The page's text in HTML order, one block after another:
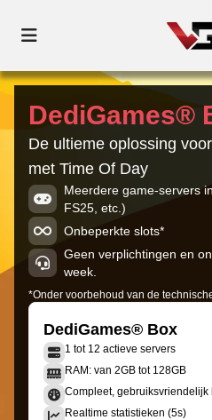
DediGames®
De ultieme oplossing
met Time Of Day
Meerdere game-servers
FS25, etc.)
Onbeperkte slots*
Geen verplichtingen en
week.
*Onder voorbehoud van de
DediGames® Box
1 tot 12 actieve servers
RAM: van 2GB tot 128GB
Compleet, gebruiksvriendelijk
Realtime statistieken (5s)